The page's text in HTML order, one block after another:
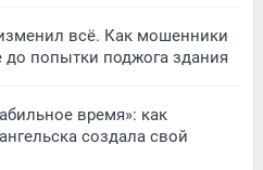
всё. Как мошенники
попытки поджога здания
время»: как
создала свой